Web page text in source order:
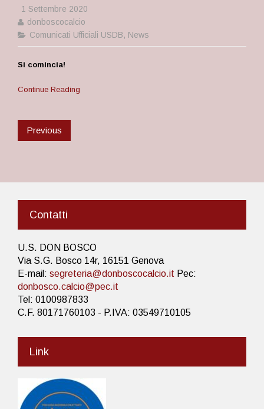
1 Settembre 2020
donboscocalcio
Comunicati Ufficiali USDB, News
Si comincia!
Continue Reading
Previous
Contatti
U.S. DON BOSCO
Via S.G. Bosco 14r, 16151 Genova
E-mail: segreteria@donboscocalcio.it Pec:
donbosco.calcio@pec.it
Tel: 0100987833
C.F. 80171760103 - P.IVA: 03549710105
Link